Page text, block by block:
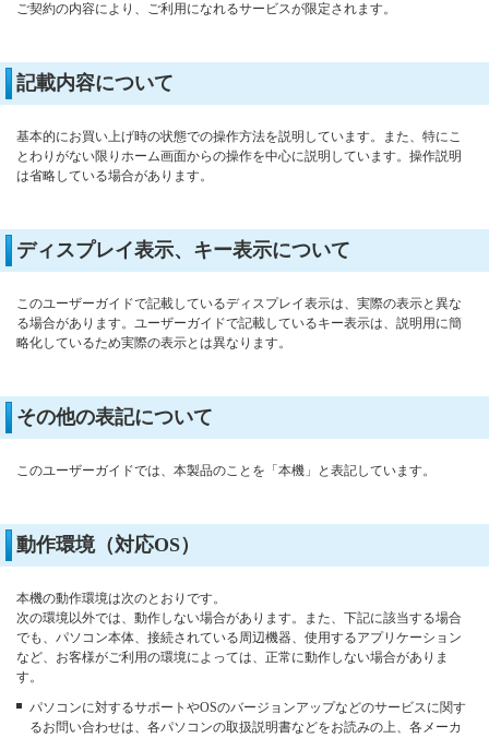
ご契約の内容により、ご利用になれるサービスが限定されます。
記載内容について
基本的にお買い上げ時の状態での操作方法を説明しています。また、特にこ
とわりがない限りホーム画面からの操作を中心に説明しています。操作説明
は省略している場合があります。
ディスプレイ表示、キー表示について
このユーザーガイドで記載しているディスプレイ表示は、実際の表示と異な
る場合があります。ユーザーガイドで記載しているキー表示は、説明用に簡
略化しているため実際の表示とは異なります。
その他の表記について
このユーザーガイドでは、本製品のことを「本機」と表記しています。
動作環境（対応OS）
本機の動作環境は次のとおりです。
次の環境以外では、動作しない場合があります。また、下記に該当する場合
でも、パソコン本体、接続されている周辺機器、使用するアプリケーション
など、お客様がご利用の環境によっては、正常に動作しない場合がありま
す。
パソコンに対するサポートやOSのバージョンアップなどのサービスに関す
るお問い合わせは、各パソコンの取扱説明書などをお読みの上、各メーカ